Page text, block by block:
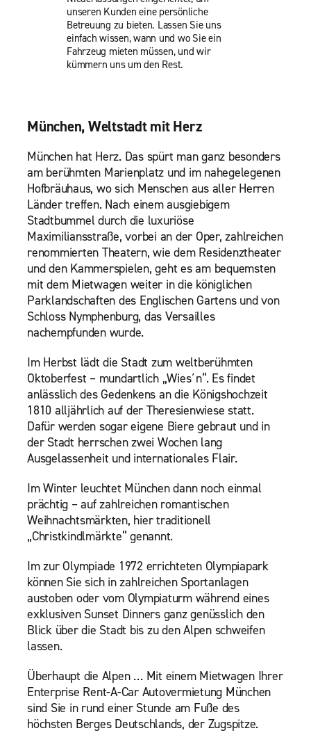
unseren Kunden eine persönliche
Betreuung zu bieten. Lassen Sie uns
einfach wissen, wann und wo Sie ein
Fahrzeug mieten müssen, und wir
kümmern uns um den Rest.
München, Weltstadt mit Herz
München hat Herz. Das spürt man ganz besonders
am berühmten Marienplatz und im nahegelegenen
Hofbräuhaus, wo sich Menschen aus aller Herren
Länder treffen. Nach einem ausgiebigem
Stadtbummel durch die luxuriöse
Maximiliansstraße, vorbei an der Oper, zahlreichen
renommierten Theatern, wie dem Residenztheater
und den Kammerspielen, geht es am bequemsten
mit dem Mietwagen weiter in die königlichen
Parklandschaften des Englischen Gartens und von
Schloss Nymphenburg, das Versailles
nachempfunden wurde.
Im Herbst lädt die Stadt zum weltberühmten
Oktoberfest – mundartlich „Wies´n“. Es findet
anlässlich des Gedenkens an die Königshochzeit
1810 alljährlich auf der Theresienwiese statt.
Dafür werden sogar eigene Biere gebraut und in
der Stadt herrschen zwei Wochen lang
Ausgelassenheit und internationales Flair.
Im Winter leuchtet München dann noch einmal
prächtig – auf zahlreichen romantischen
Weihnachtsmärkten, hier traditionell
„Christkindlmärkte“ genannt.
Im zur Olympiade 1972 errichteten Olympiapark
können Sie sich in zahlreichen Sportanlagen
austoben oder vom Olympiaturm während eines
exklusiven Sunset Dinners ganz genüsslich den
Blick über die Stadt bis zu den Alpen schweifen
lassen.
Überhaupt die Alpen … Mit einem Mietwagen Ihrer
Enterprise Rent-A-Car Autovermietung München
sind Sie in rund einer Stunde am Fuße des
höchsten Berges Deutschlands, der Zugspitze.